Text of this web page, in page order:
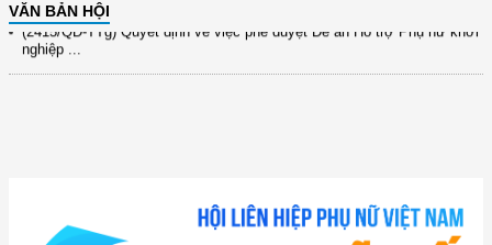
VĂN BẢN HỘI
(2415/QĐ-TTg) Quyết định về việc phê duyệt Đề án Hỗ trợ Phụ nữ khởi
nghiệp ...